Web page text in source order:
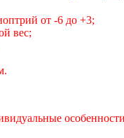
от -6 до +3;
вес;